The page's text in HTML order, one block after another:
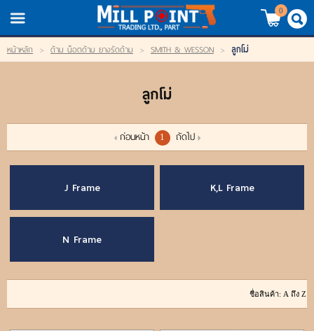
TH/EN
LOGIN REGISTER
My Wishlist
สินค้า
แบรนด์
สินค้าลดราคา
เข้าสู่ระบบ
ขั้นตอนการสั่งซื้อ
0
หน้าหลัก > ด้าม น็อตด้าม ยางรัดด้าม > SMITH & WESSON > ลูกโม่
ลูกโม่
ก่อนหน้า 1 ถัดไป
J Frame K,L Frame
N Frame